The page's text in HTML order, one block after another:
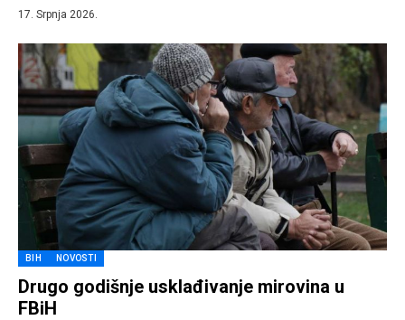
17. Srpnja 2026.
BIH NOVOSTI
Drugo godišnje usklađivanje mirovina u
FBiH